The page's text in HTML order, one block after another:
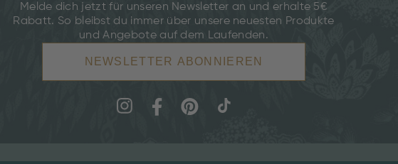
Melde dich jetzt für unseren Newsletter an und erhalte 5€
Rabatt. So bleibst du immer über unsere neuesten Produkte
und Angebote auf dem Laufenden.
NEWSLETTER ABONNIEREN